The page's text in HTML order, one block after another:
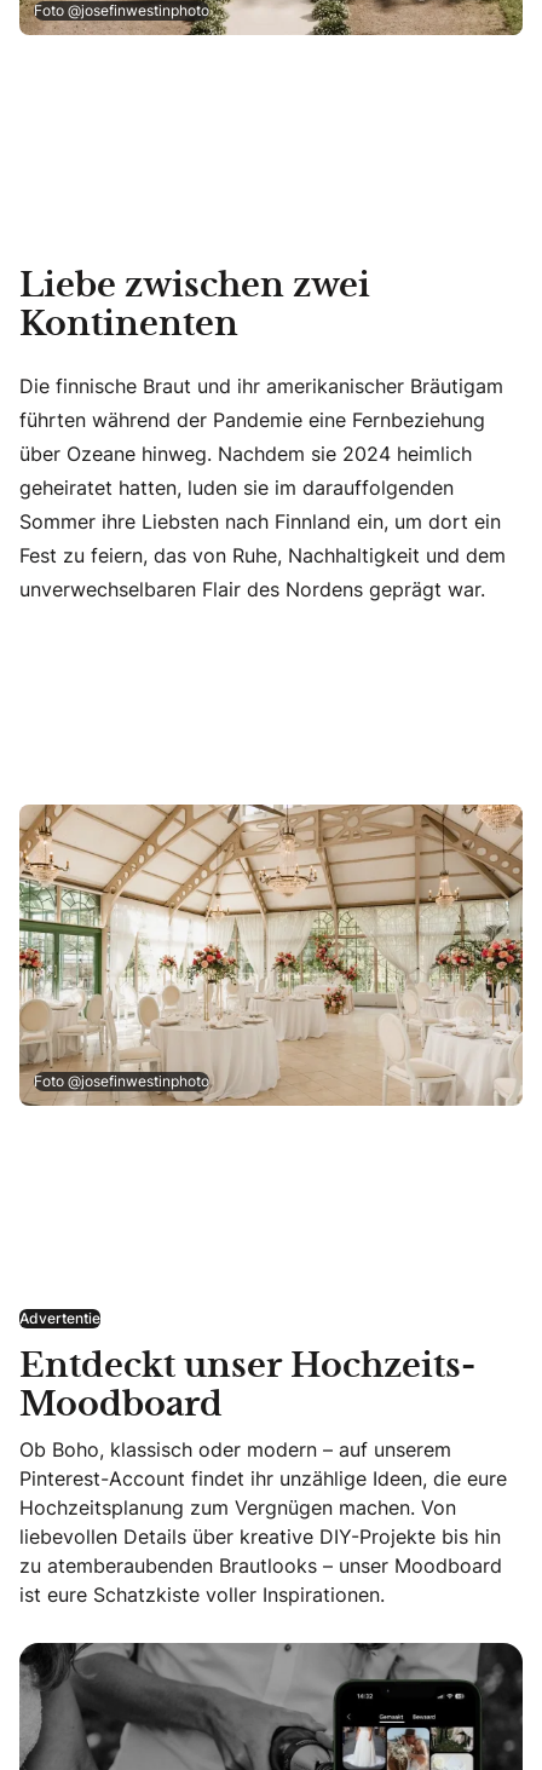
Foto @josefinwestinphoto
Liebe zwischen zwei
Kontinenten
Die finnische Braut und ihr amerikanischer Bräutigam
führten während der Pandemie eine Fernbeziehung
über Ozeane hinweg. Nachdem sie 2024 heimlich
geheiratet hatten, luden sie im darauffolgenden
Sommer ihre Liebsten nach Finnland ein, um dort ein
Fest zu feiern, das von Ruhe, Nachhaltigkeit und dem
unverwechselbaren Flair des Nordens geprägt war.
Foto @josefinwestinphoto
Advertentie
Entdeckt unser Hochzeits-
Moodboard
Ob Boho, klassisch oder modern – auf unserem
Pinterest-Account findet ihr unzählige Ideen, die eure
Hochzeitsplanung zum Vergnügen machen. Von
liebevollen Details über kreative DIY-Projekte bis hin
zu atemberaubenden Brautlooks – unser Moodboard
ist eure Schatzkiste voller Inspirationen.
Entdeckt unser Hochzeits-Moodboard